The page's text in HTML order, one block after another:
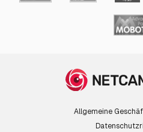
Allgemeine